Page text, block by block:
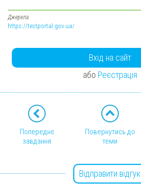
Джерела:
https://testportal.gov.ua/
Вхід на сайт
або Реєстрація
Попереднє
завдання
Повернутись до
теми
Відправити відгук